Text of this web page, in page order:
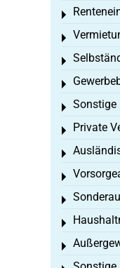
Toggle
Toggle
Toggle
Toggle
Sonstige
Toggle
Private
Toggle
Toggle
Toggle
Toggle
Toggle
Toggle